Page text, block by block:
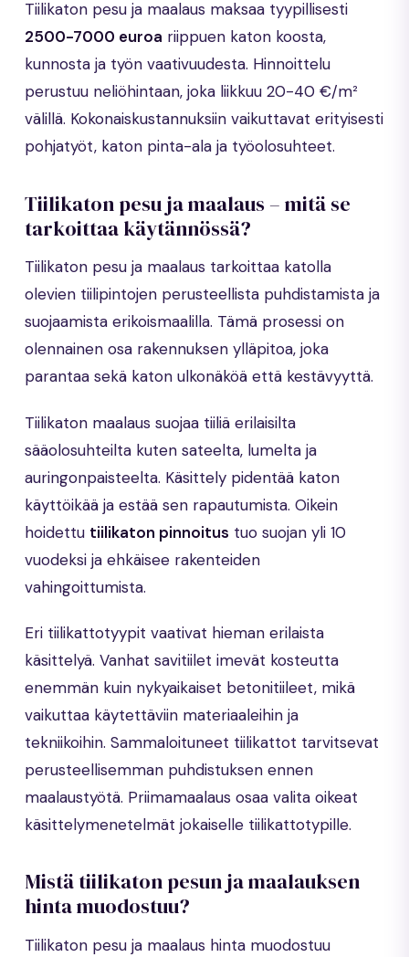
Tiilikaton pesu ja maalaus maksaa tyypillisesti
2500-7000 euroa riippuen katon koosta,
kunnosta ja työn vaativuudesta. Hinnoittelu
perustuu neliöhintaan, joka liikkuu 20-40 €/m²
välillä. Kokonaiskustannuksiin vaikuttavat erityisesti
pohjatyöt, katon pinta-ala ja työolosuhteet.
Tiilikaton pesu ja maalaus – mitä se
tarkoittaa käytännössä?
Tiilikaton pesu ja maalaus tarkoittaa katolla
olevien tiilipintojen perusteellista puhdistamista ja
suojaamista erikoismaalilla. Tämä prosessi on
olennainen osa rakennuksen ylläpitoa, joka
parantaa sekä katon ulkonäköä että kestävyyttä.
Tiilikaton maalaus suojaa tiiliä erilaisilta
sääolosuhteilta kuten sateelta, lumelta ja
auringonpaisteelta. Käsittely pidentää katon
käyttöikää ja estää sen rapautumista. Oikein
hoidettu tiilikaton pinnoitus tuo suojan yli 10
vuodeksi ja ehkäisee rakenteiden
vahingoittumista.
Eri tiilikattotyypit vaativat hieman erilaista
käsittelyä. Vanhat savitiilet imevät kosteutta
enemmän kuin nykyaikaiset betonitiileet, mikä
vaikuttaa käytettäviin materiaaleihin ja
tekniikoihin. Sammaloituneet tiilikattot tarvitsevat
perusteellisemman puhdistuksen ennen
maalaustyötä. Priimamaalaus osaa valita oikeat
käsittelymenetelmät jokaiselle tiilikattotypille.
Mistä tiilikaton pesun ja maalauksen
hinta muodostuu?
Tiilikaton pesu ja maalaus hinta muodostuu